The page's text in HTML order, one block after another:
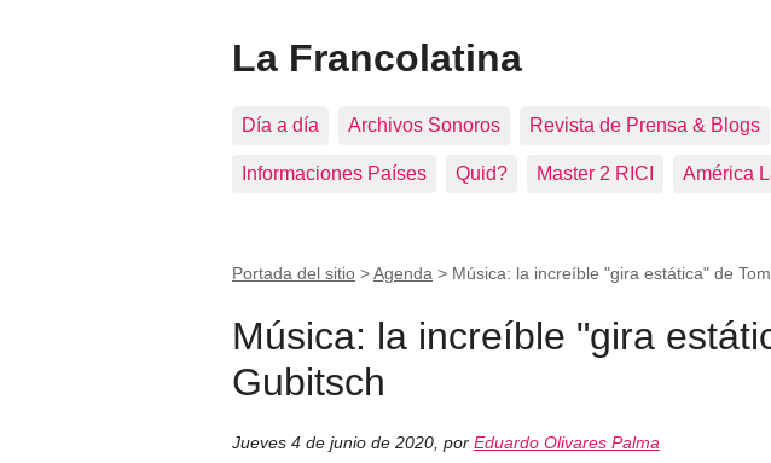
La Francolatina
Día a día Archivos Sonoros Revista de Prensa & Blogs
Informaciones Países Quid? Master 2 RICI América
Portada del sitio >Agenda > Música: la increíble "gira estática" de
Música: la increíble "gira
Gubitsch
Jueves 4 de junio de 2020 por Eduardo Olivares Palma